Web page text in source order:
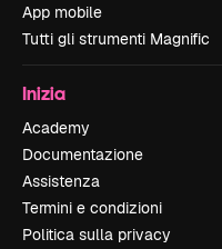
App mobile
Tutti gli strumenti Magnific
Inizia
Academy
Documentazione
Assistenza
Termini e condizioni
Politica sulla privacy